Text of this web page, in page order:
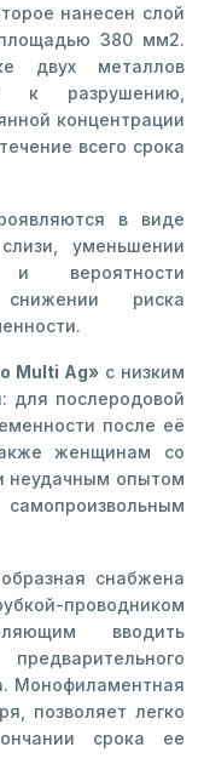
нанесен слой
380 мм2.
двух металлов
к разрушению,
концентрации
всего срока
в виде
уменьшении
и вероятности
снижении риска
Multi Ag»с низким
для послеродовой
после её
женщинам со
неудачным опытом
снабжена
проводником
вводить
Монофиламентная
позволяет легко
срока ее